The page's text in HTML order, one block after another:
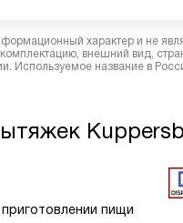
характер и не
внешний вид,
Используемое название в
пищи